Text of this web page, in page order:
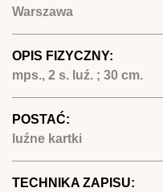
Warszawa
OPIS FIZYCZNY:
mps., 2 s. luź. ; 30 cm.
POSTAĆ:
luźne kartki
TECHNIKA ZAPISU: